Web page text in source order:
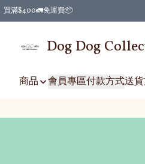
買滿$400🚛免運費📦
Dog Dog
商品 會員專區付款方式送